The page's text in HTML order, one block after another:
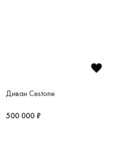
Диван Cestone
500 000 ₽